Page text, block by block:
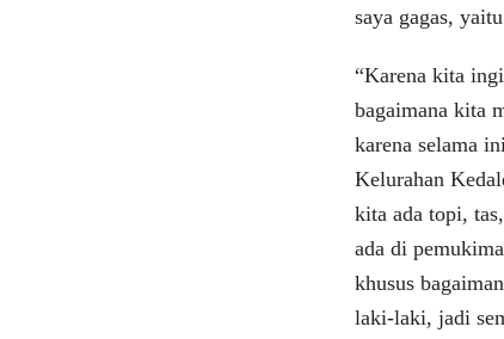
saya gagas,
“Karena kita
bagaimana kita
karena selama
Kelurahan
kita ada topi,
ada di
khusus
laki-laki, jadi